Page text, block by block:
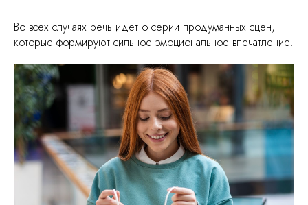
Во всех случаях речь идет о серии продуманных сцен,
которые формируют сильное эмоциональное впечатление.